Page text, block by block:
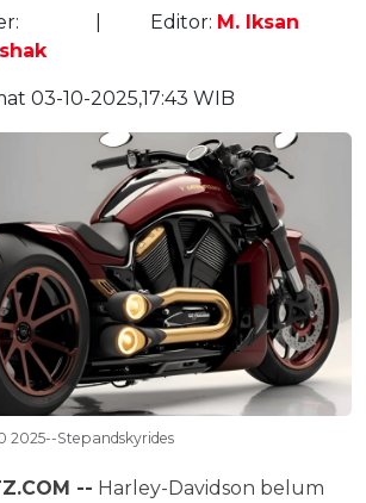
Editor: M. Iksan
03-10-2025,17:43 WIB
2025--Stepandskyrides
-- Harley-Davidson belum